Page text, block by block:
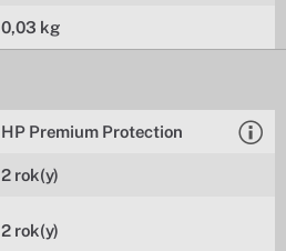
0,03 kg
HP Premium Protection
2 rok(y)
2 rok(y)